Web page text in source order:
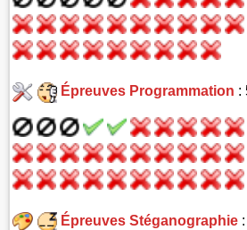
Épreuves Programmation :
Épreuves Stéganographie: